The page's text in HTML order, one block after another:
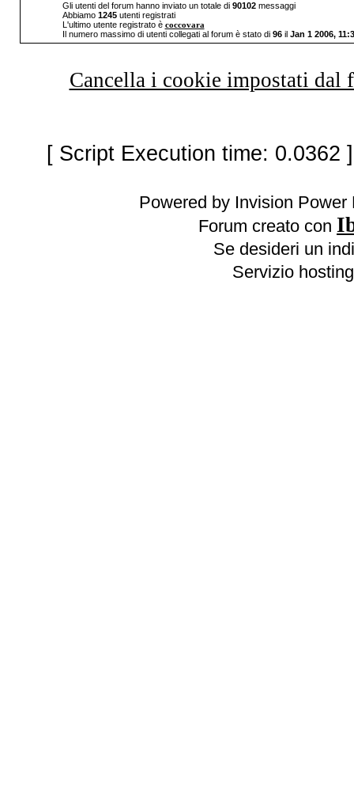
Gli utenti del forum hanno inviato un totale di 90102messaggi
Abbiamo 1245utenti registrati
L'ultimo utente registrato è coccovara
Il numero massimo di utenti collegati al forum è stato di 96il Jan 1 2006,
Cancella i cookie impostati dal
[ Script Execution time:
Powered by Invision
Forum creato con
Se desideri un
Servizio